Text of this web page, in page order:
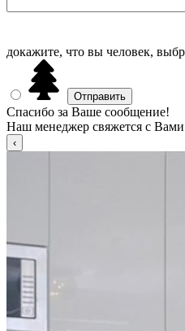
докажите, что вы человек,
Спасибо за Ваше сообщение!
Наш менеджер свяжется с